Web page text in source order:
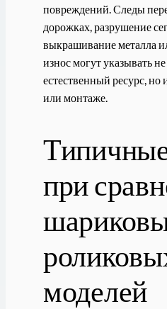
повреждений. Следы
дорожках, разрушение
выкрашивание металла
износ могут указывать
естественный ресурс,
или монтаже.
при
моделей